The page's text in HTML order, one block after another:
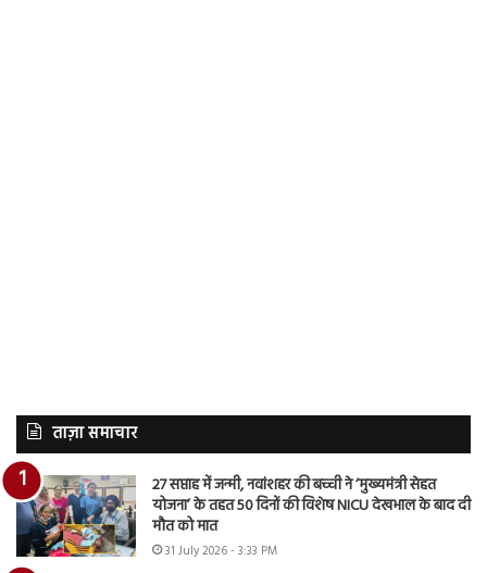
ताज़ा समाचार
27 सप्ताह में जन्मी, नवांशहर की बच्ची ने ‘मुख्यमंत्री सेहत
योजना’ के तहत 50 दिनों की विशेष NICU देखभाल के बाद दी
मौत को मात
31 July 2026 - 3:33 PM